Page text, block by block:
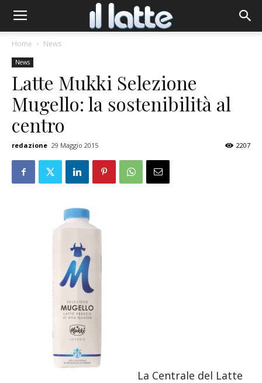
Home News
News
Latte Mukki Selezione
Mugello: la sostenibilità al
centro
redazione 29 Maggio 2015 2207
La Centrale del Latte